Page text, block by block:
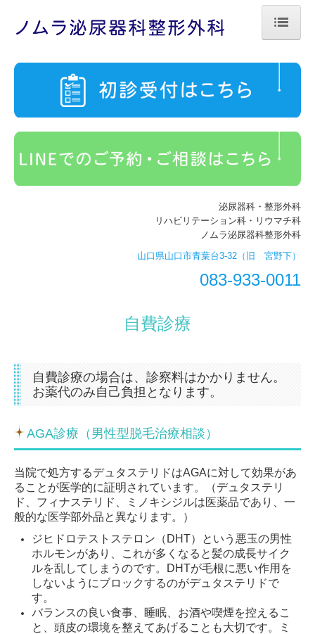
診療のご案内
施設・設備のご案内
泌尿器科・整形外科
リハビリテーション科・リウマチ科
ノムラ泌尿器科整形外科
山口県山口市青葉台3-32（旧 宮野下）
083-933-0011
自費診療
自費診療の場合は、診察料はかかりません。
お薬代のみ自己負担となります。
AGA診療（男性型脱毛治療相談）
当院で処方するデュタステリドはAGAに対して効果があ
ることが医学的に証明されています。（デュタステリ
ド、フィナステリド、ミノキシジルは医薬品であり、一
般的な医学部外品と異なります。）
ジヒドロテストステロン（DHT）という悪玉の男性
ホルモンがあり、これが多くなると髪の成長サイク
ルを乱してしまうのです。DHTが毛根に悪い作用を
しないようにブロックするのがデュタステリドで
す。
バランスの良い食事、睡眠、お酒や喫煙を控えるこ
と、頭皮の環境を整えてあげることも大切です。ミ